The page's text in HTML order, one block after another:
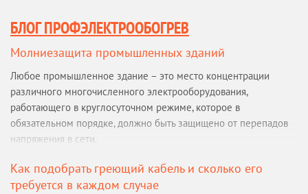
БЛОГ ПРОФЭЛЕКТРООБОГРЕВ
Молниезащита промышленных зданий
Любое промышленное здание – это место концентрации
различного многочисленного электрооборудования,
работающего в круглосуточном режиме, которое в
обязательном порядке, должно быть защищено от перепадов
напряжения в сети.
Как подобрать греющий кабель и сколько его
требуется в каждом случае